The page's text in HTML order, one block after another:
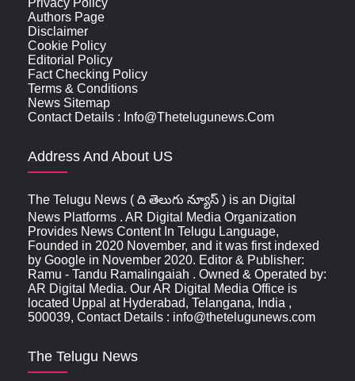
Authors Page
Disclaimer
Cookie Policy
Editorial Policy
Fact Checking Policy
Terms & Conditions
News Sitemap
Contact Details : Info@thetelugunews.com
Address And About US
The Telugu News ( ది తెలుగు న్యూస్‌ ) is an Digital
News Platforms . AR Digital Media Organization
Provides News Content In Telugu Language,
Founded in 2020 November, and it was first indexed
by Google in November 2020. Editor & Publisher:
Ramu - Tandu Ramalingaiah . Owned & Operated by:
AR Digital Media. Our AR Digital Media Office is
located Uppal at Hyderabad, Telangana, India ,
500039, Contact Details : info@thetelugunews.com
The Telugu News